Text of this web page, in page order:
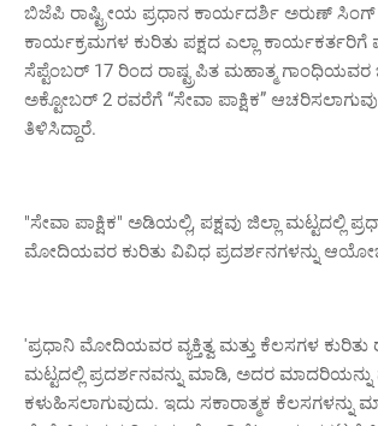
ಬಿಜೆಪಿ ರಾಷ್ಟ್ರೀಯ ಪ್ರಧಾನ ಕಾರ್ಯದರ್ಶಿ ಅರುಣ್ ಸಿಂಗ್
ಕಾರ್ಯಕ್ರಮಗಳ ಕುರಿತು ಪಕ್ಷದ ಎಲ್ಲಾ ಕಾರ್ಯಕರ್ತರಿಗೆ
ಸೆಪ್ಟೆಂಬರ್ 17 ರಿಂದ ರಾಷ್ಟ್ರಪಿತ ಮಹಾತ್ಮ ಗಾಂಧಿಯವರ
ಅಕ್ಟೋಬರ್ 2 ರವರೆಗೆ “ಸೇವಾ ಪಾಕ್ಷಿಕ”
ತಿಳಿಸಿದ್ದಾರೆ.
"ಸೇವಾ ಪಾಕ್ಷಿಕ" ಅಡಿಯಲ್ಲಿ, ಪಕ್ಷವು ಜಿಲ್ಲಾ ಮಟ್ಟದಲ್ಲಿ
ಮೋದಿಯವರ ಕುರಿತು ವಿವಿಧ ಪ್ರದರ್ಶನಗಳನ್ನು
'ಪ್ರಧಾನಿ ಮೋದಿಯವರ ವ್ಯಕ್ತಿತ್ವ ಮತ್ತು ಕೆಲಸಗಳ ಕುರಿತು
ಮಟ್ಟದಲ್ಲಿ ಪ್ರದರ್ಶನವನ್ನು ಮಾಡಿ, ಅದರ
ಕಳುಹಿಸಲಾಗುವುದು. ಇದು ಸಕಾರಾತ್ಮಕ ಕೆಲಸಗಳನ್ನು